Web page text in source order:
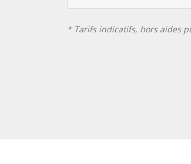
* Tarifs indicatifs, hors aides